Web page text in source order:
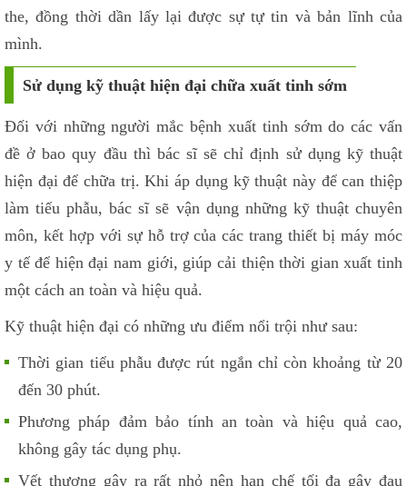
the, đồng thời dần lấy lại được sự tự tin và bản lĩnh của
mình.
Sử dụng kỹ thuật hiện đại chữa xuất tinh sớm
Đối với những người mắc bệnh xuất tinh sớm do các vấn
đề ở bao quy đầu thì bác sĩ sẽ chỉ định sử dụng kỹ thuật
hiện đại để chữa trị. Khi áp dụng kỹ thuật này để can thiệp
làm tiểu phẫu, bác sĩ sẽ vận dụng những kỹ thuật chuyên
môn, kết hợp với sự hỗ trợ của các trang thiết bị máy móc
y tế để hiện đại nam giới, giúp cải thiện thời gian xuất tinh
một cách an toàn và hiệu quả.
Kỹ thuật hiện đại có những ưu điểm nổi trội như sau:
Thời gian tiểu phẫu được rút ngắn chỉ còn khoảng từ 20
đến 30 phút.
Phương pháp đảm bảo tính an toàn và hiệu quả cao,
không gây tác dụng phụ.
Vết thương gây ra rất nhỏ nên hạn chế tối đa gây đau